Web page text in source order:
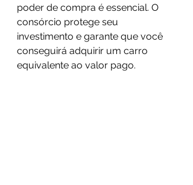
poder de compra é essencial. O
consórcio protege seu
investimento e garante que você
conseguirá adquirir um carro
equivalente ao valor pago.